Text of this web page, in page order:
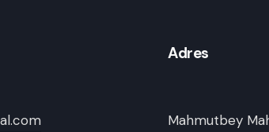
Adres
Mahmutbey